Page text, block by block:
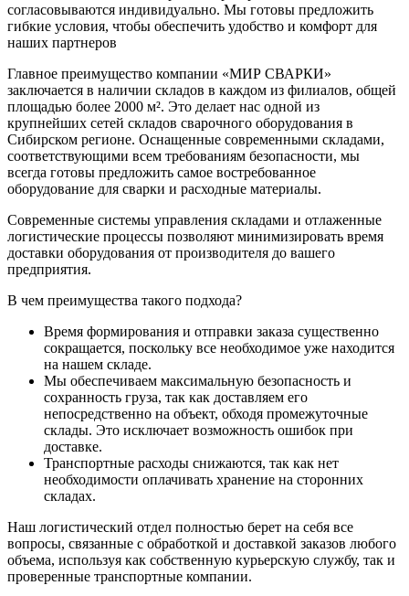
согласовываются индивидуально. Мы готовы предложить
гибкие условия, чтобы обеспечить удобство и комфорт для
наших партнеров
Главное преимущество компании «МИР СВАРКИ»
заключается в наличии складов в каждом из филиалов, общей
площадью более 2000 м². Это делает нас одной из
крупнейших сетей складов сварочного оборудования в
Сибирском регионе. Оснащенные современными складами,
соответствующими всем требованиям безопасности, мы
всегда готовы предложить самое востребованное
оборудование для сварки и расходные материалы.
Современные системы управления складами и отлаженные
логистические процессы позволяют минимизировать время
доставки оборудования от производителя до вашего
предприятия.
В чем преимущества такого подхода?
Время формирования и отправки заказа существенно
сокращается, поскольку все необходимое уже находится
на нашем складе.
Мы обеспечиваем максимальную безопасность и
сохранность груза, так как доставляем его
непосредственно на объект, обходя промежуточные
склады. Это исключает возможность ошибок при
доставке.
Транспортные расходы снижаются, так как нет
необходимости оплачивать хранение на сторонних
складах.
Наш логистический отдел полностью берет на себя все
вопросы, связанные с обработкой и доставкой заказов любого
объема, используя как собственную курьерскую службу, так и
проверенные транспортные компании.